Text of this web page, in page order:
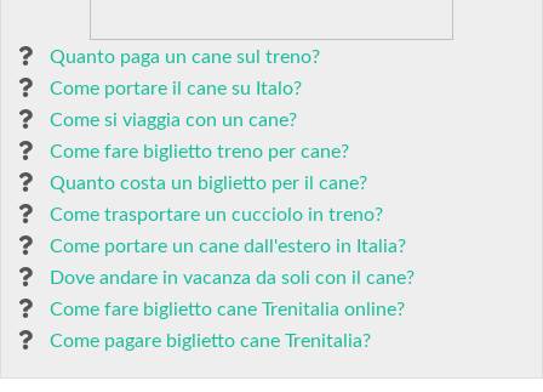
Quanto paga un cane sul treno?
Come portare il cane su Italo?
Come si viaggia con un cane?
Come fare biglietto treno per cane?
Quanto costa un biglietto per il cane?
Come trasportare un cucciolo in treno?
Come portare un cane dall'estero in Italia?
Dove andare in vacanza da soli con il cane?
Come fare biglietto cane Trenitalia online?
Come pagare biglietto cane Trenitalia?